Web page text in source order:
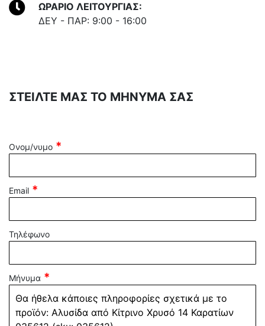
ΩΡΑΡΙΟ ΛΕΙΤΟΥΡΓΙΑΣ:
ΔΕΥ - ΠΑΡ: 9:00 - 16:00
ΣΤΕΙΛΤΕ ΜΑΣ ΤΟ ΜΗΝΥΜΑ ΣΑΣ
Ονομ/νυμο
Email
Τηλέφωνο
Μήνυμα